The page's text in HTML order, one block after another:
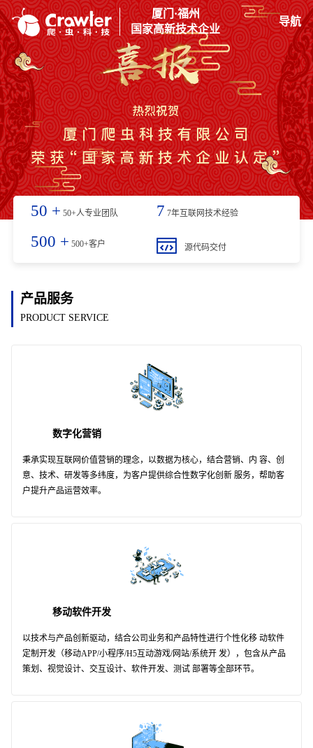
厦门·福州
国家高新技术企业
导航
50 + 50+人专业团队 7 7年互联网技术经验
500 + 500+客户 源代码交付
产品服务
PRODUCT SERVICE
数字化营销
秉承实现互联网价值营销的理念，以数据为核心，结合营销、内 容、创
意、技术、研发等多纬度，为客户提供综合性数字化创新 服务，帮助客
户提升产品运营效率。
移动软件开发
以技术与产品创新驱动，结合公司业务和产品特性进行个性化移 动软件
定制开发（移动APP/小程序/H5互动游戏/网站/系统开 发），包含从产品
策划、视觉设计、交互设计、软件开发、测试 部署等全部环节。